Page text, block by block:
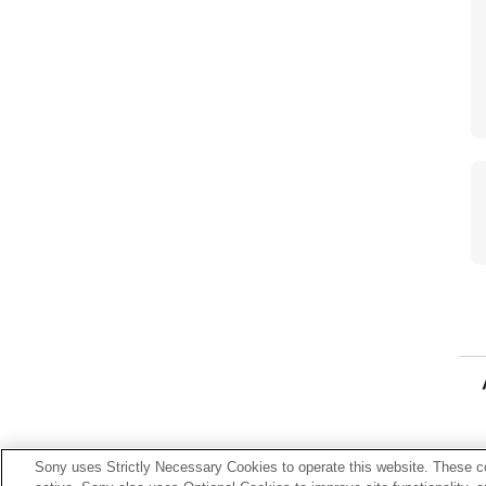
Sony uses Strictly Necessary Cookies to operate this website. These